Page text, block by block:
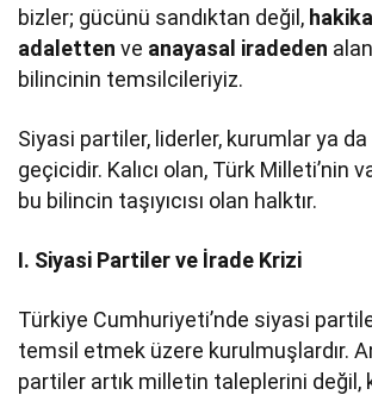
bizler; gücünü sandıktan değil,
adaletten ve anayasal iradeden
bilincinin temsilcileriyiz.
Siyasi partiler, liderler, kurumlar ya
geçicidir. Kalıcı olan, Türk Milleti’nin
bu bilincin taşıyıcısı olan halktır.
I. Siyasi Partiler ve İrade Krizi
Türkiye Cumhuriyeti’nde siyasi
temsil etmek üzere kurulmuşlardır.
partiler artık milletin taleplerini değil,